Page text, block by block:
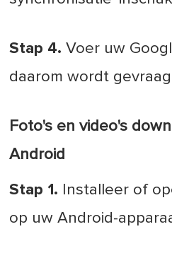
Stap 4.Voer uw
daarom wordt
Foto's en video's
Android
Stap 1.
Installeer of
op uw Android-